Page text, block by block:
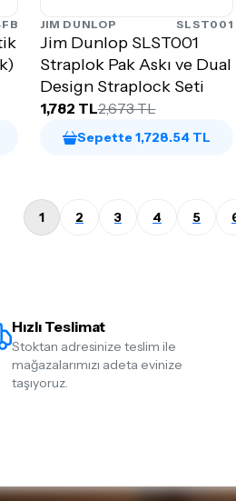
JIM DUNLOP SLST001
Jim Dunlop SLST001
Straplok Pak Askı ve Dual
Design Straplock Seti
1,782 TL2,673 TL
Sepette 1,728.54 TL
1 2 3 4 5
Hızlı Teslimat
Stoktan adresinize teslim ile
mağazalarımızı adeta evinize
taşıyoruz.